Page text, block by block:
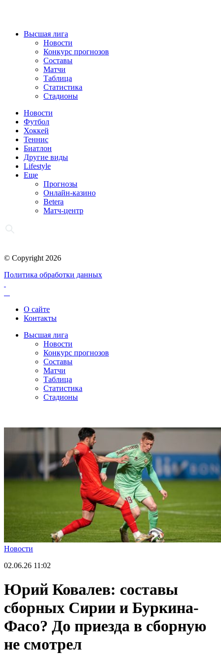
Высшая лига
Новости
Конкурс прогнозов
Составы
Матчи
Таблица
Статистика
Стадионы
Новости
Футбол
Хоккей
Теннис
Биатлон
Другие виды
Lifestyle
Еще
Прогнозы
Онлайн-казино
Betera
Матч-центр
© Copyright 2026
Политика обработки данных
О сайте
Контакты
Высшая лига
Новости
Конкурс прогнозов
Составы
Матчи
Таблица
Статистика
Стадионы
Новости
02.06.26 11:02
Юрий Ковалев: составы
сборных Сирии и Буркина-
Фасо? До приезда в сборную
не смотрел